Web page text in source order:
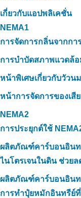
เกี่ยวกับแอปพลิเคชั่น
NEMA1
การจัดการกลิ่นจากกา
การบำบัดสภาพแวดล้อ
หน้าพิเศษเกี่ยวกับวัวนม
หน้าการจัดการของเสีย
NEMA2
การประยุกต์ใช้
ผลิตภัณฑ์คาร์บอนอินท
ไนโตรเจนในดิน ช่วย
ผลิตภัณฑ์คาร์บอนอินท
การทำปุ๋ยหมักอินทรีย์